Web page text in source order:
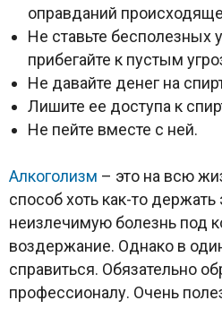
оправданий
Не ставьте бесполезных
прибегайте к пустым
Не давайте денег на
Лишите ее доступа к
Не пейте вместе с ней.
Алкоголизм – это на всю
способ хоть как-то
неизлечимую болезнь под
воздержание. Однако в
справиться. Обязательно
профессионалу. Очень